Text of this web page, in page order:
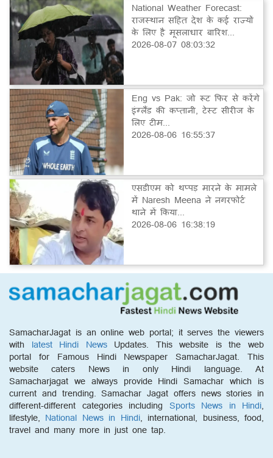
National Weather Forecast:
राजस्थान सहित देश के कई राज्यों
के लिए है मूसलाधार बारिश...
2026-08-07 08:03:32
Eng vs Pak: जो रूट फिर से करेंगे
इंग्लैंड की कप्तानी, टेस्ट सीरीज के
लिए टीम...
2026-08-06 16:55:37
एसडीएम को थप्पड़ मारने के मामले
में Naresh Meena ने नगरफोर्ट
थाने में किया...
2026-08-06 16:38:19
SamacharJagat is an online web portal; it serves the viewers
with latest Hindi NewsUpdates. This website is the web
portal for Famous Hindi Newspaper SamacharJagat. This
website caters News in only Hindi language. At
Samacharjagat we always provide Hindi Samachar which is
current and trending. Samachar Jagat offers news stories in
different-different categories including Sports News in Hindi,
lifestyle, National News in Hindi, international, business, food,
travel and many more in just one tap.